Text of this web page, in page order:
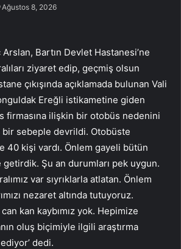
Ağustos 8, 2026
Bartın Devlet Hastanesi’ne
ziyaret edip, geçmiş olsun
çıkışında açıklamada bulunan Vali
Ereğli istikametine giden
firmasına ilişkin bir otobüs nedenini
sebeple devrildi. Otobüste
40 kişi vardı. Önlem gayeli bütün
getirdik. Şu an durumları pek uygun.
var sıyrıklarla atlatan. Önlem
nezaret altında tutuyoruz.
kan kaybımız yok. Hepimize
oluş biçimiyle ilgili araştırma
dedi.